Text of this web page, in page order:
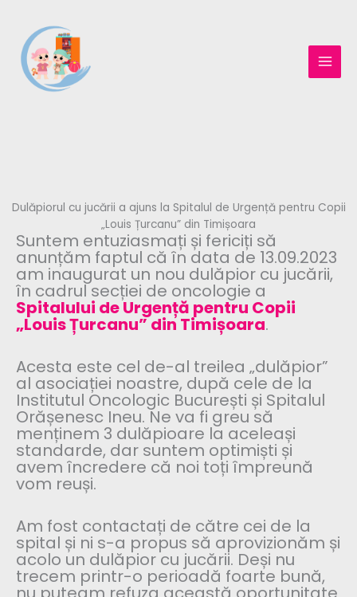
content
Dulăpiorul cu jucării a ajuns la Spitalul de Urgență pentru Copii
„Louis Țurcanu” din Timișoara
Suntem entuziasmați și fericiți să
anunțăm faptul că în data de 13.09.2023
am inaugurat un nou dulăpior cu jucării,
în cadrul secției de oncologie a
Spitalului de Urgență pentru Copii
„Louis Țurcanu” din Timișoara.
Acesta este cel de-al treilea „dulăpior”
al asociației noastre, după cele de la
Institutul Oncologic București și Spitalul
Orășenesc Ineu. Ne va fi greu să
menținem 3 dulăpioare la aceleași
standarde, dar suntem optimiști și
avem încredere că noi toți împreună
vom reuși.
Am fost contactați de către cei de la
spital și ni s-a propus să aprovizionăm și
acolo un dulăpior cu jucării. Deși nu
trecem printr-o perioadă foarte bună,